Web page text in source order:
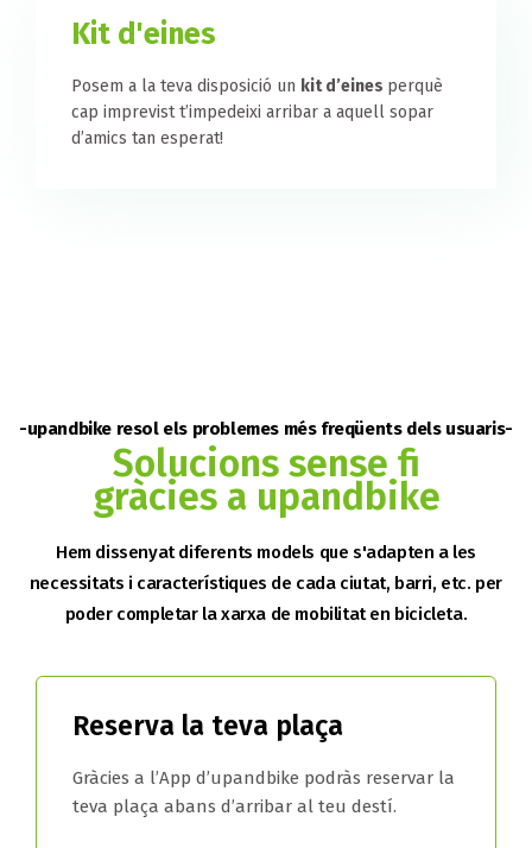
Kit d'eines
Posem a la teva disposició un kit d’eines perquè
cap imprevist t’impedeixi arribar a aquell sopar
d’amics tan esperat!
-upandbike resol els problemes més freqüents dels usuaris-
Solucions sense fi
gràcies a upandbike
Hem dissenyat diferents models que s'adapten a les
necessitats i característiques de cada ciutat, barri, etc. per
poder completar la xarxa de mobilitat en bicicleta.
Reserva la teva plaça
Gràcies a l’App d’upandbike podràs reservar la
teva plaça abans d’arribar al teu destí.